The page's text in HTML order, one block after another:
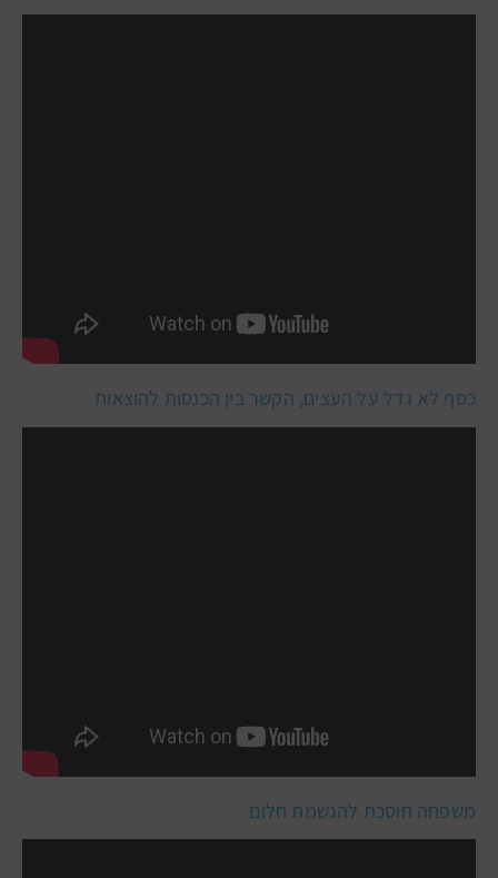
כסף לא גדל על העצים, הקשר בין הכנסות להוצאות
משפחה חוסכת להגשמת חלום